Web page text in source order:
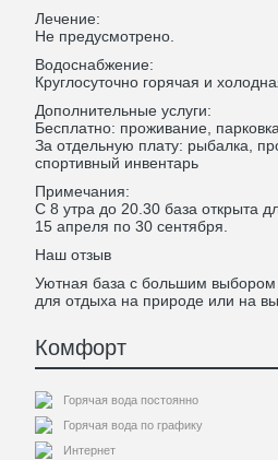
Лечение:
Не предусмотрено.
Водоснабжение:
Круглосуточно горячая и
Дополнительные услуги:
Бесплатно: проживание,
За отдельную плату: рыбалка,
спортивный инвентарь
Примечания:
С 8 утра до 20.30 база открыта
15 апреля по 30 сентября.
Наш отзыв
Уютная база с большим
для отдыха на природе или на
Комфорт
Горячая вода постоянно
Горячая вода по графику
Интернет